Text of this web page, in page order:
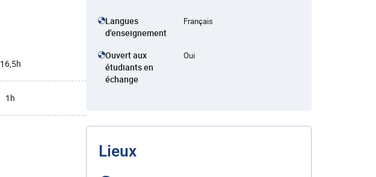
16,5h
1h
Langues
d'enseignement
Français
Ouvert aux
étudiants en
échange
Oui
Lieux